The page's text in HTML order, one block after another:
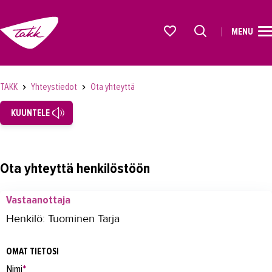
OPISKELIJAKSI
YRITYKSILLE
OMA TAKK
MENU
TAKK Yhteystiedot Ota yhteyttä
KUUNTELE
Ota yhteyttä henkilöstöön
Vastaanottaja
Henkilö: Tuominen Tarja
OMAT TIETOSI
Nimi*